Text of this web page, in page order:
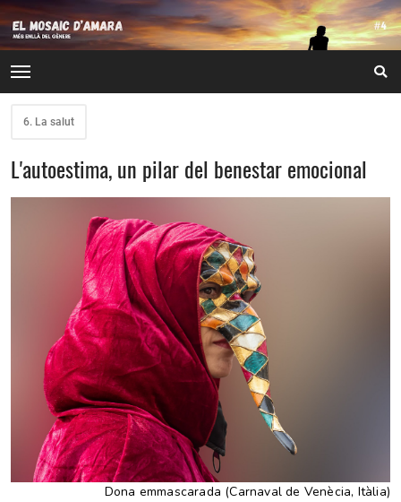
6. La salut
L'autoestima, un pilar del benestar emocional
Dona emmascarada (Carnaval de Venècia, Itàlia)